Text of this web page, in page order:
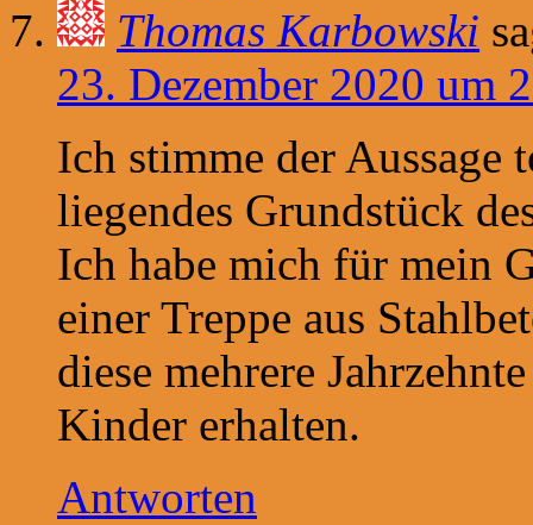
Thomas Karbowski
23. Dezember 2020 um
Ich stimme der Aussage
liegendes Grundstück
Ich habe mich für mein
einer Treppe aus
diese mehrere
Kinder erhalten.
Antworten